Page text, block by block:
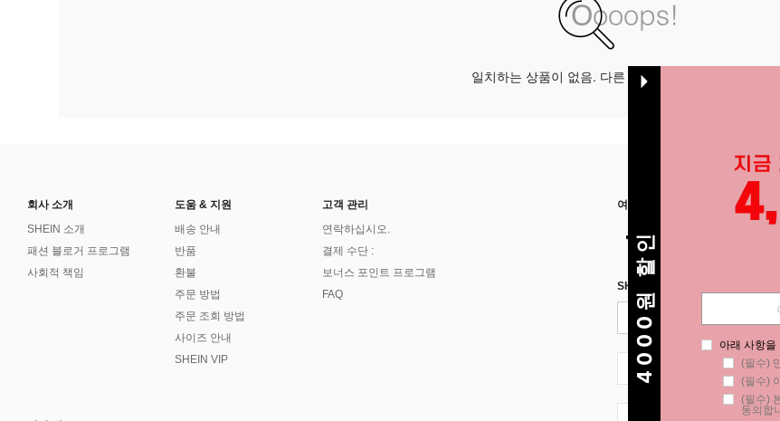
일치하는 상품이 없음. 다른 옵션으로 시도하십시오.
회사 소개
SHEIN 소개
패션 블로거 프로그램
사회적 책임
도움 & 지원
배송 안내
반품
환불
주문 방법
주문 조회 방법
사이즈 안내
SHEIN VIP
고객 관리
연락하십시오.
결제 수단 :
보너스 포인트 프로그램
FAQ
여기에서 저희를 찾아주세요
SHEIN STYLE NEWS에 등록하세
KR + 82
4000원 할인
아래 사항을
(필수)
(필수)
(필수)
동의합